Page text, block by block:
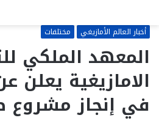
عن
أخبار العالم الأمازيغي مختلفات
المعهد الملكي
الامازيغية يعلن
في إنجاز مشروع